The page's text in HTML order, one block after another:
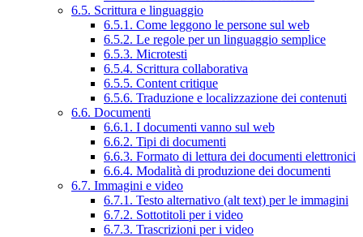
6.5. Scrittura e linguaggio
6.5.1. Come leggono le persone sul web
6.5.2. Le regole per un linguaggio semplice
6.5.3. Microtesti
6.5.4. Scrittura collaborativa
6.5.5. Content critique
6.5.6. Traduzione e localizzazione dei contenuti
6.6. Documenti
6.6.1. I documenti vanno sul web
6.6.2. Tipi di documenti
6.6.3. Formato di lettura dei documenti elettronici
6.6.4. Modalità di produzione dei documenti
6.7. Immagini e video
6.7.1. Testo alternativo (alt text) per le immagini
6.7.2. Sottotitoli per i video
6.7.3. Trascrizioni per i video